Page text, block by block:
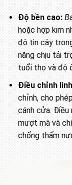
Độ bền cao:
hoặc hợp kim
độ tin cậy
năng chịu tải
tuổi thọ và độ
Điều chỉnh
chỉnh, cho
cánh cửa. Điều
mượt mà và
chống thấm